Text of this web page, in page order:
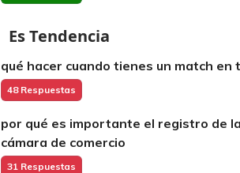
Es Tendencia
qué hacer cuando tienes un match en
48 Respuestas
por qué es importante el registro de la
cámara de comercio
31 Respuestas